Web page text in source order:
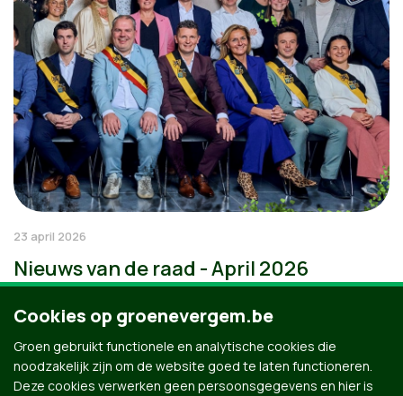
23 april 2026
Nieuws van de raad - April 2026
Cookies op groenevergem.be
Groen gebruikt functionele en analytische cookies die
noodzakelijk zijn om de website goed te laten functioneren.
Deze cookies verwerken geen persoonsgegevens en hier is